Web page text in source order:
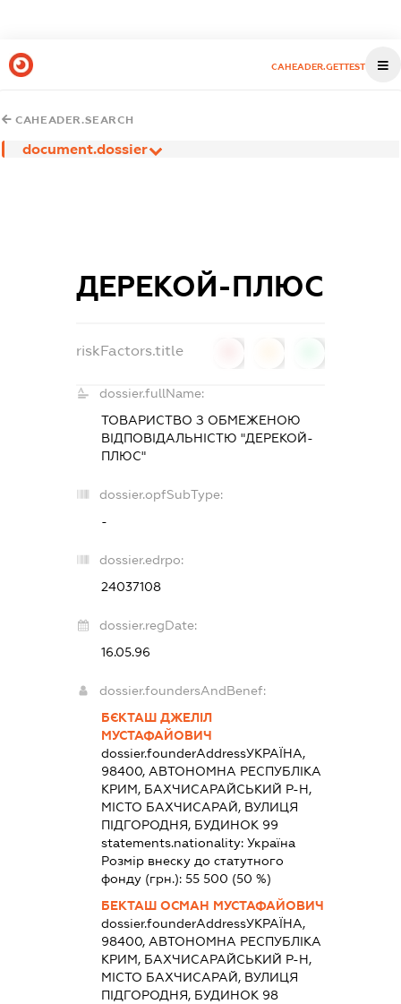
CAHEADER.GETTEST
CAHEADER.SEARCH
document.dossier
ДЕРЕКОЙ-ПЛЮС
riskFactors.title
dossier.fullName:
ТОВАРИСТВО З ОБМЕЖЕНОЮ
ВІДПОВІДАЛЬНІСТЮ "ДЕРЕКОЙ-
ПЛЮС"
dossier.opfSubType:
-
dossier.edrpo:
24037108
dossier.regDate:
16.05.96
dossier.foundersAndBenef:
БЄКТАШ ДЖЕЛІЛ
МУСТАФАЙОВИЧ
dossier.founderAddressУКРАЇНА,
98400, АВТОНОМНА РЕСПУБЛІКА
КРИМ, БАХЧИСАРАЙСЬКИЙ Р-Н,
МІСТО БАХЧИСАРАЙ, ВУЛИЦЯ
ПІДГОРОДНЯ, БУДИНОК 99
statements.nationality: Україна
Розмір внеску до статутного
фонду (грн.): 55 500 (50 %)
БЕКТАШ ОСМАН МУСТАФАЙОВИЧ
dossier.founderAddressУКРАЇНА,
98400, АВТОНОМНА РЕСПУБЛІКА
КРИМ, БАХЧИСАРАЙСЬКИЙ Р-Н,
МІСТО БАХЧИСАРАЙ, ВУЛИЦЯ
ПІДГОРОДНЯ, БУДИНОК 98